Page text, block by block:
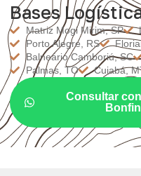
Bases
Matriz Mogi Mirim, SP
Porto Alegre, RS
Balneário Camboriú, SC
Palmas, TO
Cuiabá,
Consultar